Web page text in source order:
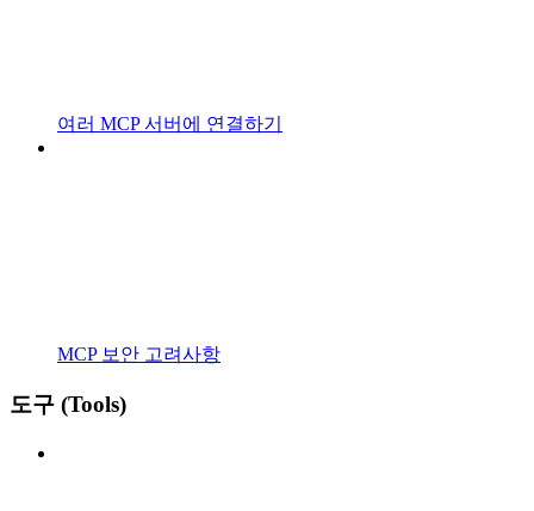
여러 MCP 서버에 연결하기
MCP 보안 고려사항
도구 (Tools)